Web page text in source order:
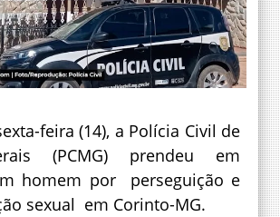
feira (14), a Polícia Civil de
(PCMG) prendeu em
homem por perseguição e
sexual em Corinto-MG.